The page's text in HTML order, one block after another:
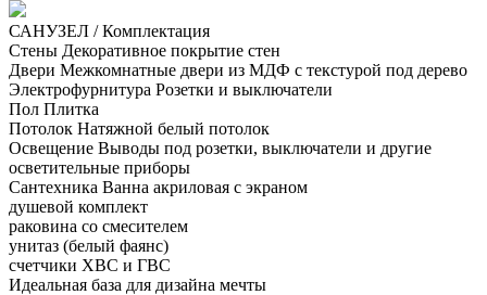
САНУЗЕЛ / Комплектация
Стены Декоративное покрытие стен
Двери Межкомнатные двери из МДФ с текстурой под дерево
Электрофурнитура Розетки и выключатели
Пол Плитка
Потолок Натяжной белый потолок
Освещение Выводы под розетки, выключатели и другие
осветительные приборы
Сантехника Ванна акриловая с экраном
душевой комплект
раковина со смесителем
унитаз (белый фаянс)
счетчики ХВС и ГВС
Идеальная база для дизайна мечты